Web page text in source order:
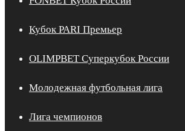
Кубок PARI Премьер
OLIMPBET Суперкубок России
Молодежная футбольная лига
Лига чемпионов